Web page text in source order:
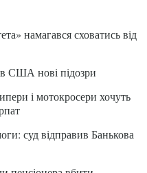
намагався сховатись від
США нові підозри
і мотокросери хочуть
суд відправив Банькова